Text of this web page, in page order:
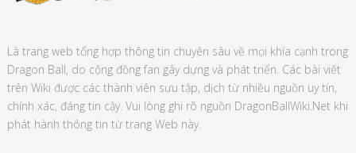
Là trang web tổng hợp thông tin chuyên sâu về mọi khía cạnh trong
Dragon Ball, do cộng đồng fan gây dựng và phát triển. Các bài viết
trên Wiki được các thành viên sưu tập, dịch từ nhiều nguồn uy tín,
chính xác, đáng tin cậy. Vui lòng ghi rõ nguồn DragonBallWiki.Net khi
phát hành thông tin từ trang Web này.